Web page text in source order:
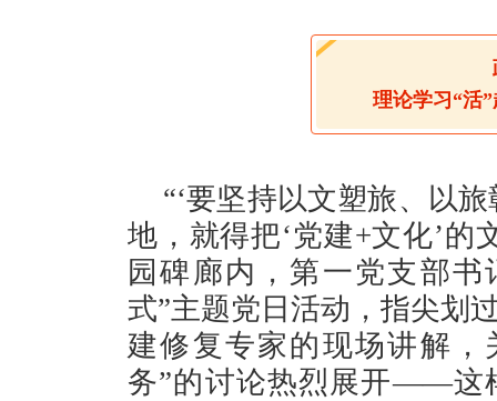
理论学习“活
“‘要坚持以文塑旅、以
地，就得把‘党建+文化’的
园碑廊内，第一党支部
式”主题党日活动，指尖划
建修复专家的现场讲解
务”的讨论热烈展开——这